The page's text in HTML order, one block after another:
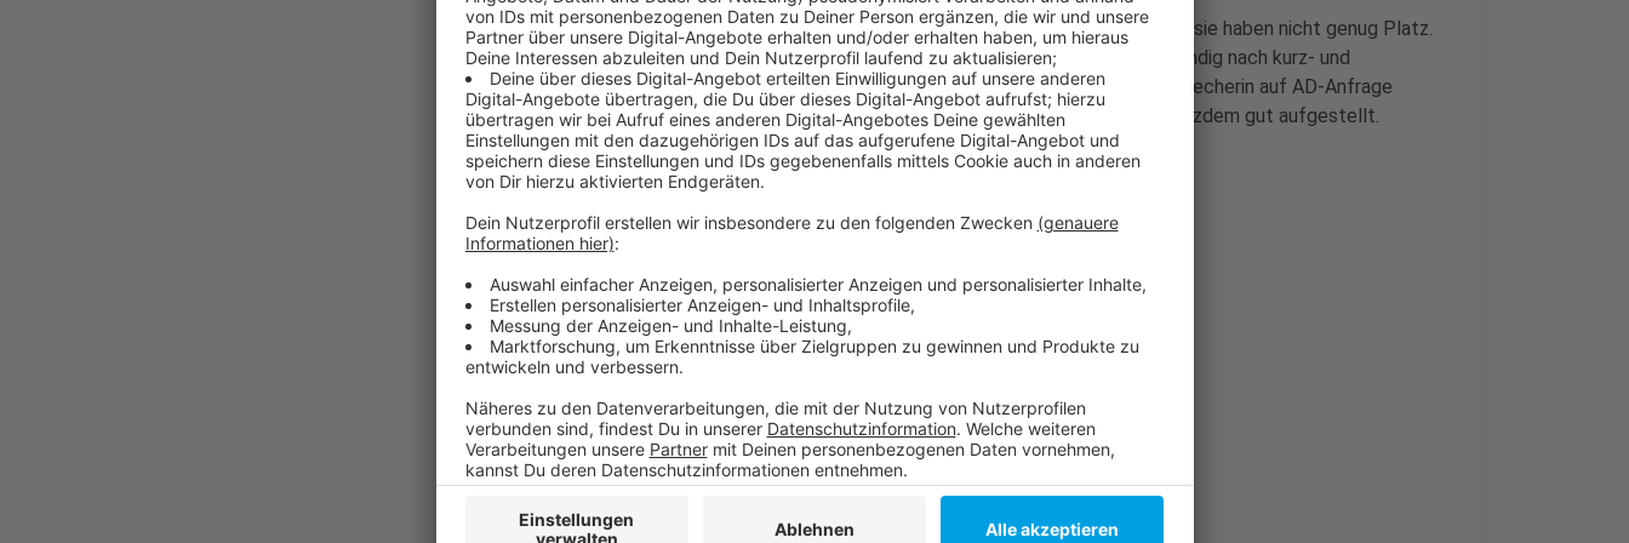
In NRW haben einige Kommunen Probleme bei der Unterbringung, sie haben nicht genug Platz.
Vor diesem Hintergrund suche man auch in Düsseldorf weiter ständig nach kurz- und
langfristigen Unterbringungsmöglichkeiten. Das hat eine Stadtsprecherin auf AD-Anfrage
gesagt. Düsseldorf sei bei der Unterbringung für Geflüchtete trotzdem gut aufgestellt.
Anzeige
Anzeige
So berichtet die RP heute
Unser News-Ticker zur Lage in der Ukraine
Der "Info Point" am Bertha-von-Suttner-Platz